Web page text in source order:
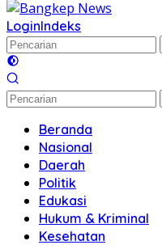
LoginIndeks
Beranda
Nasional
Daerah
Politik
Edukasi
Hukum & Kriminal
Kesehatan